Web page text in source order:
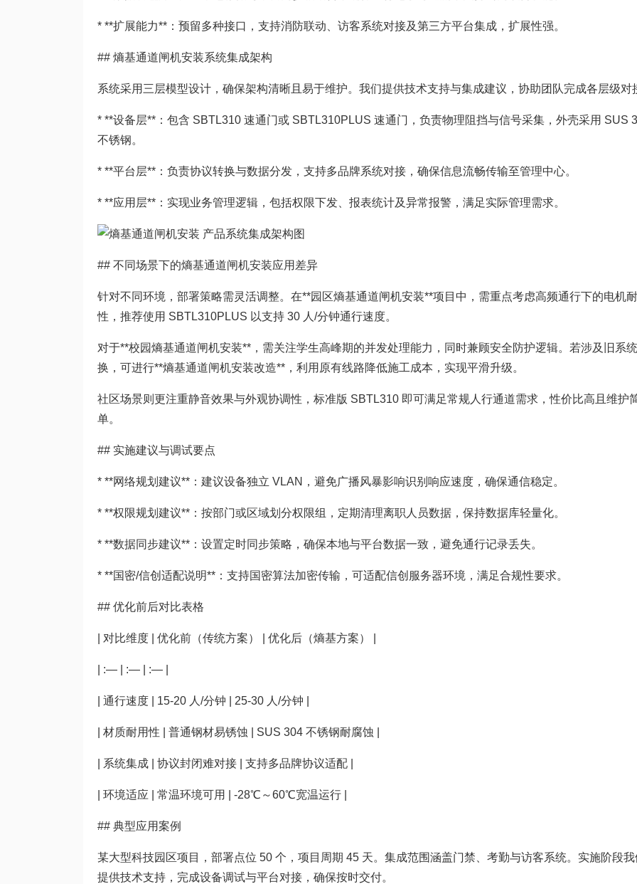
* **扩展能力**：预留多种接口，支持消防联动、访客系统对接及第三方平台集成，扩展性强。
## 熵基通道闸机安装系统集成架构
系统采用三层模型设计，确保架构清晰且易于维护。我们提供技术支持与集成建议，协助团队完成各层级对
* **设备层**：包含 SBTL310 速通门或 SBTL310PLUS 速通门，负责物理阻挡与信号采集，外壳采用 SUS
不锈钢。
* **平台层**：负责协议转换与数据分发，支持多品牌系统对接，确保信息流畅传输至管理中心。
* **应用层**：实现业务管理逻辑，包括权限下发、报表统计及异常报警，满足实际管理需求。
## 不同场景下的熵基通道闸机安装应用差异
针对不同环境，部署策略需灵活调整。在**园区熵基通道闸机安装**项目中，需重点考虑高频通行下的电机
性，推荐使用 SBTL310PLUS 以支持 30 人/分钟通行速度。
对于**校园熵基通道闸机安装**，需关注学生高峰期的并发处理能力，同时兼顾安全防护逻辑。若涉及旧系
换，可进行**熵基通道闸机安装改造**，利用原有线路降低施工成本，实现平滑升级。
社区场景则更注重静音效果与外观协调性，标准版 SBTL310 即可满足常规人行通道需求，性价比高且维护
单。
## 实施建议与调试要点
* **网络规划建议**：建议设备独立 VLAN，避免广播风暴影响识别响应速度，确保通信稳定。
* **权限规划建议**：按部门或区域划分权限组，定期清理离职人员数据，保持数据库轻量化。
* **数据同步建议**：设置定时同步策略，确保本地与平台数据一致，避免通行记录丢失。
* **国密/信创适配说明**：支持国密算法加密传输，可适配信创服务器环境，满足合规性要求。
## 优化前后对比表格
| 对比维度 | 优化前（传统方案） | 优化后（熵基方案） |
| :— | :— | :— |
| 通行速度 | 15-20 人/分钟 | 25-30 人/分钟 |
| 材质耐用性 | 普通钢材易锈蚀 | SUS 304 不锈钢耐腐蚀 |
| 系统集成 | 协议封闭难对接 | 支持多品牌协议适配 |
| 环境适应 | 常温环境可用 | -28℃～60℃宽温运行 |
## 典型应用案例
某大型科技园区项目，部署点位 50 个，项目周期 45 天。集成范围涵盖门禁、考勤与访客系统。实施阶段我
提供技术支持，完成设备调试与平台对接，确保按时交付。